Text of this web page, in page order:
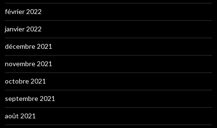
février 2022
janvier 2022
décembre 2021
novembre 2021
octobre 2021
septembre 2021
août 2021